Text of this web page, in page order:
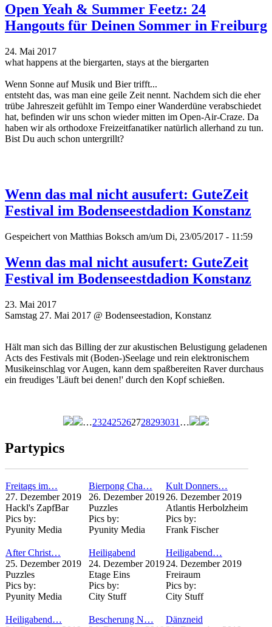
Open Yeah & Summer Feetz: 24
Hangouts für Deinen Sommer in Freiburg
24. Mai 2017
what happens at the biergarten, stays at the biergarten
Wenn Sonne auf Musik und Bier trifft...
entsteht das, was man eine geile Zeit nennt. Nachdem sich die eher
trübe Jahreszeit gefühlt im Tempo einer Wanderdüne verabschiedet
hat, befinden wir uns schon wieder mitten im Open-Air-Craze. Da
haben wir als orthodoxe Freizeitfanatiker natürlich allerhand zu tun.
Bist Du auch schon untergrillt?
Wenn das mal nicht ausufert: GuteZeit
Festival im Bodenseestdadion Konstanz
Gespeichert von Matthias Boksch am/um Di, 23/05/2017 - 11:59
Wenn das mal nicht ausufert: GuteZeit
Festival im Bodenseestdadion Konstanz
23. Mai 2017
Samstag 27. Mai 2017 @ Bodenseestadion, Konstanz
Hält man sich das Billing der zur akustischen Belustigung geladenen
Acts des Festivals mit (Boden-)Seelage und rein elektronischem
Musikeinschlag vor Augen, kann dem spaßbereiten Raver durchaus
ein freudiges 'Läuft bei denen!' durch den Kopf schießen.
…232425262728293031 …
Partypics
Freitags im…
27. Dezember 2019
Hackl's ZapfBar
Pics by:
Pyunity Media
Bierpong Cha…
26. Dezember 2019
Puzzles
Pics by:
Pyunity Media
Kult Donners…
26. Dezember 2019
Atlantis Herbolzheim
Pics by:
Frank Fischer
After Christ…
25. Dezember 2019
Puzzles
Pics by:
Pyunity Media
Heiligabend
24. Dezember 2019
Etage Eins
Pics by:
City Stuff
Heiligabend…
24. Dezember 2019
Freiraum
Pics by:
City Stuff
Heiligabend…
Bescherung N…
Dänzneid